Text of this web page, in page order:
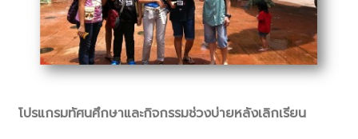
โปรแกรมทัศนศึกษาและกิจกรรมช่วงบ่ายหลังเลิกเรียน